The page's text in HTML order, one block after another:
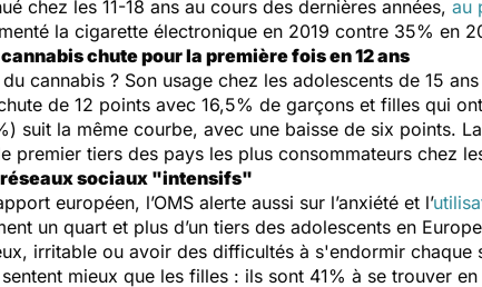
chez les 11-18 ans au cours des dernières années, au
la cigarette électronique en 2019 contre 35% en
cannabis chute pour la première fois en 12 ans
du cannabis ? Son usage chez les adolescents de 15
de 12 points avec 16,5% de garçons et filles qui
suit la même courbe, avec une baisse de six points.
premier tiers des pays les plus consommateurs chez
sociaux "intensifs"
européen, l’OMS alerte aussi sur l’anxiété et l’
un quart et plus d’un tiers des adolescents en
irritable ou avoir des difficultés à s'endormir chaque
mieux que les filles : ils sont 41% à se trouver